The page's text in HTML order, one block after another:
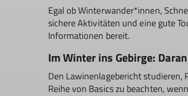
Egal ob Winterwander*innen,
sichere Aktivitäten und eine gute
Informationen bereit.
Im Winter ins Gebirge:
Den Lawinenlagebericht
Reihe von Basics zu beachten,